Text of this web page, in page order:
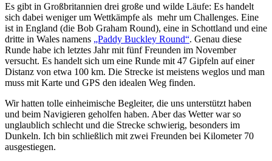
Es gibt in Großbritannien drei große und wilde Läufe: Es handelt
sich dabei weniger um Wettkämpfe als mehr um Challenges. Eine
ist in England (die Bob Graham Round), eine in Schottland und eine
dritte in Wales namens „Paddy Buckley Round“. Genau diese
Runde habe ich letztes Jahr mit fünf Freunden im November
versucht. Es handelt sich um eine Runde mit 47 Gipfeln auf einer
Distanz von etwa 100 km. Die Strecke ist meistens weglos und man
muss mit Karte und GPS den idealen Weg finden.
Wir hatten tolle einheimische Begleiter, die uns unterstützt haben
und beim Navigieren geholfen haben. Aber das Wetter war so
unglaublich schlecht und die Strecke schwierig, besonders im
Dunkeln. Ich bin schließlich mit zwei Freunden bei Kilometer 70
ausgestiegen.